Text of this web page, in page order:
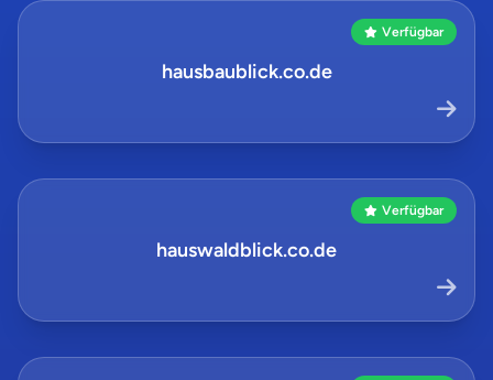
Verfügbar
hausbaublick.co.de
Verfügbar
hauswaldblick.co.de